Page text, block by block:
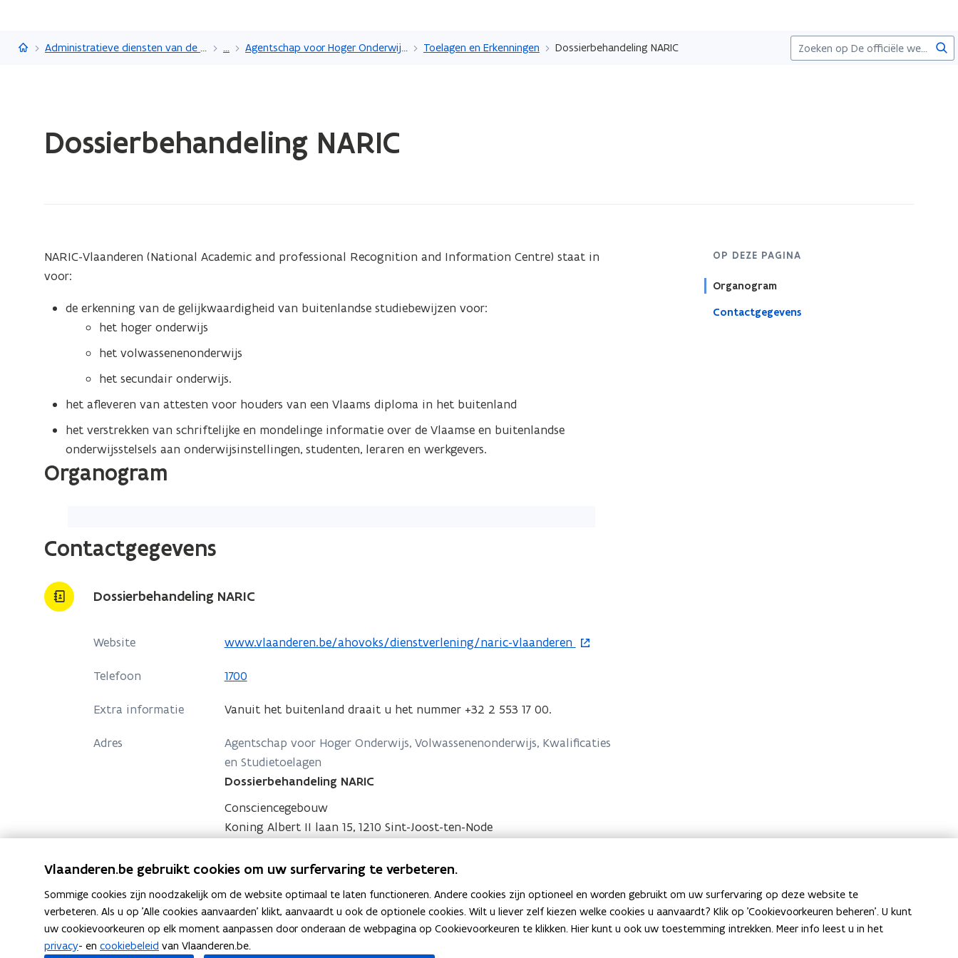
en
Vlaanderen.be Administratieve diensten van de Vlaamse overheid ... Agentschap voor Hoger Onderwijs, Volwassenenonderwijs, Kwalificaties en Studietoelagen Toelagen en Erkenningen Dossierbehandeling NARIC
laden.
Dossierbehandeling
Dossierbehandeling NARIC
OP DEZE PAGINA
Organogram
Contactgegevens
NARIC-Vlaanderen (National Academic and professional Recognition and Information Centre) staat in
voor:
de erkenning van de gelijkwaardigheid van buitenlandse studiebewijzen voor:
het hoger onderwijs
het volwassenenonderwijs
het secundair onderwijs.
het afleveren van attesten voor houders van een Vlaams diploma in het buitenland
het verstrekken van schriftelijke en mondelinge informatie over de Vlaamse en buitenlandse
onderwijsstelsels aan onderwijsinstellingen, studenten, leraren en werkgevers.
Organogram
Contactgegevens
Dossierbehandeling NARIC
Website www.vlaanderen.be/ahovoks/dienstverlening/naric-vlaanderen
o
e
t
i
n
n
e
u
v
e
n
s
t
Telefoon 1700
Extra informatie Vanuit het buitenland draait u het nummer +32 2 553 17 00.
Adres
Agentschap voor Hoger Onderwijs, Volwassenenonderwijs, Kwalificaties
en Studietoelagen
Dossierbehandeling NARIC
Consciencegebouw
Koning Albert II laan 15, 1210 Sint-Joost-ten-Node
p
n
i
Postadres
Agentschap voor Hoger Onderwijs, Volwassenenonderwijs, Kwalificaties
en Studietoelagen
Dossierbehandeling NARIC
Koning Albert II laan 15 bus 129, 1210 Brussel, België
Vlaanderen.be gebruikt cookies om uw surfervaring te verbeteren.
Sommige cookies zijn noodzakelijk om de website optimaal te laten functioneren. Andere cookies zijn optioneel en worden gebruikt om uw surfervaring op deze website te
verbeteren. Als u op 'Alle cookies aanvaarden' klikt, aanvaardt u ook de optionele cookies. Wilt u liever zelf kiezen welke cookies u aanvaardt? Klik op 'Cookievoorkeuren beheren'. U kunt
uw cookievoorkeuren op elk moment aanpassen door onderaan de webpagina op Cookievoorkeuren te klikken. Hier kunt u ook uw toestemming intrekken. Meer info leest u in het
privacy- en cookiebeleid van Vlaanderen.be.